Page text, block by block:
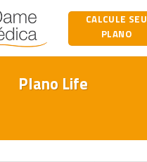
CALCULE SEU
PLANO
Plano Life